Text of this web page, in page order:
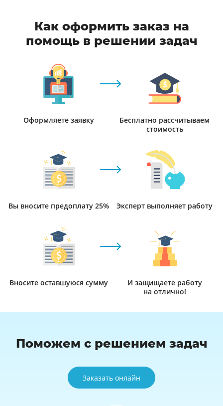
Как оформить заказ на
помощь в решении задач
Оформляете заявку
Бесплатно рассчитываем
стоимость
Вы вносите предоплату 25% Эксперт выполняет работу
Вносите оставшуюся сумму
И защищаете работу
на отлично!
Поможем c решением задач
Заказать онлайн